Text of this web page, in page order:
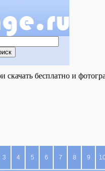
бесплатно и
3 4 5 6 7 8 9